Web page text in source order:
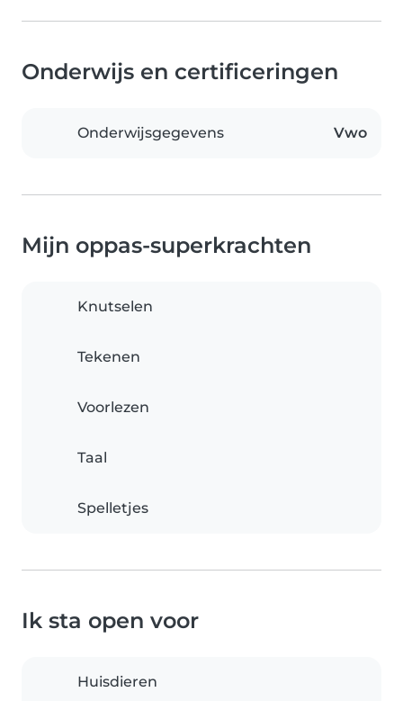
Onderwijs en certificeringen
Onderwijsgegevens Vwo
Mijn oppas-superkrachten
Knutselen
Tekenen
Voorlezen
Taal
Spelletjes
Ik sta open voor
Huisdieren